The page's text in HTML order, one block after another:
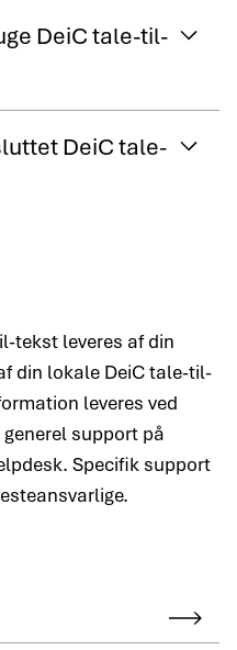
DeiC tale-til-
DeiC tale-
tekst leveres af din
din lokale DeiC tale-til-
leveres ved
support på
Specifik support